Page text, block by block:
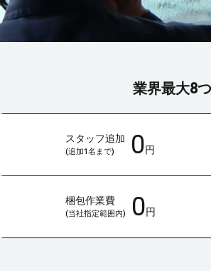
業界最大8
スタッフ追加
(追加1名まで) 0円
梱包作業費
(当社指定範囲内) 0円